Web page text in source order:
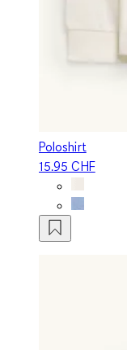
Poloshirt
15.95 CHF